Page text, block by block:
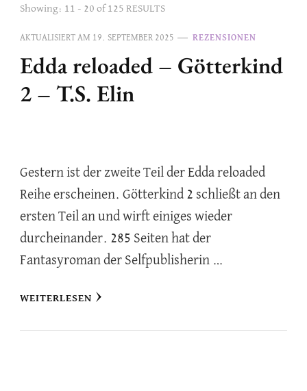
Showing: 11 - 20 of 125 RESULTS
AKTUALISIERT AM 19. SEPTEMBER 2025 REZENSIONEN
Edda reloaded – Götterkind
2 – T.S. Elin
Gestern ist der zweite Teil der Edda reloaded
Reihe erscheinen. Götterkind 2 schließt an den
ersten Teil an und wirft einiges wieder
durcheinander. 285 Seiten hat der
Fantasyroman der Selfpublisherin …
WEITERLESEN